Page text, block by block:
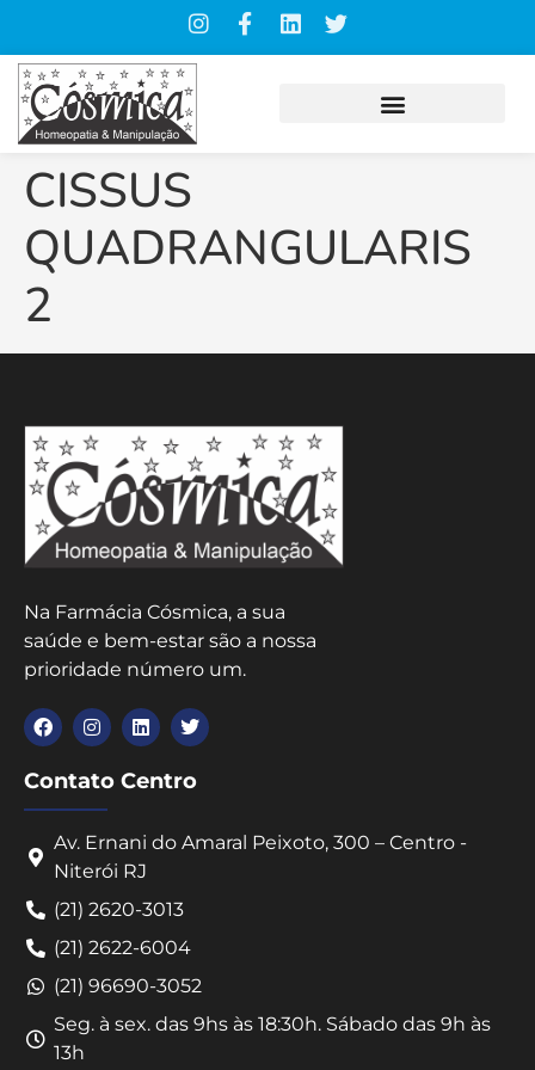
CISSUS
QUADRANGULARIS
2
Na Farmácia Cósmica, a sua
saúde e bem-estar são a nossa
prioridade número um.
Contato Centro
Av. Ernani do Amaral Peixoto, 300 – Centro -
Niterói RJ
(21) 2620-3013
(21) 2622-6004
(21) 96690-3052
Seg. à sex. das 9hs às 18:30h. Sábado das 9h às
13h